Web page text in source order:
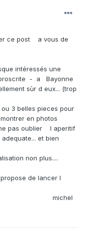
ce post a vous de
intéressés une
- a Bayonne
sùr d eux... (trop
3 belles pieces pour
en photos
pas oublier l aperitif
et bien
non plus....
de lancer l